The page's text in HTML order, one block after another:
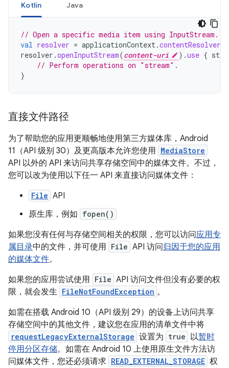
Kotlin Java
// Open a specific media item using InputStream.
val resolver = applicationContext.contentResolver
resolver .openInputStream(content-uri ).use {
// Perform operations on "stream".
}
直接文件路径
为了帮助您的应用更顺畅地使用第三方媒体库，Android
11（API 级别 30）及更高版本允许您使用 MediaStore
API 以外的 API 来访问共享存储空间中的媒体文件。不过，
您可以改为使用以下任一 API 来直接访问媒体文件：
File API
原生库，例如 fopen()
如果您没有任何与存储空间相关的权限，您可以访问应用专
属目录中的文件，并可使用 File API 访问归因于您的应用
的媒体文件。
如果您的应用尝试使用 File API 访问文件但没有必要的权
限，就会发生 FileNotFoundException 。
如需在搭载 Android 10（API 级别 29）的设备上访问共享
存储空间中的其他文件，建议您在应用的清单文件中将
requestLegacyExternalStorage 设置为 true 以暂时
停用分区存储。如需在 Android 10 上使用原生文件方法访
问媒体文件，您还必须请求 READ_EXTERNAL_STORAGE 权